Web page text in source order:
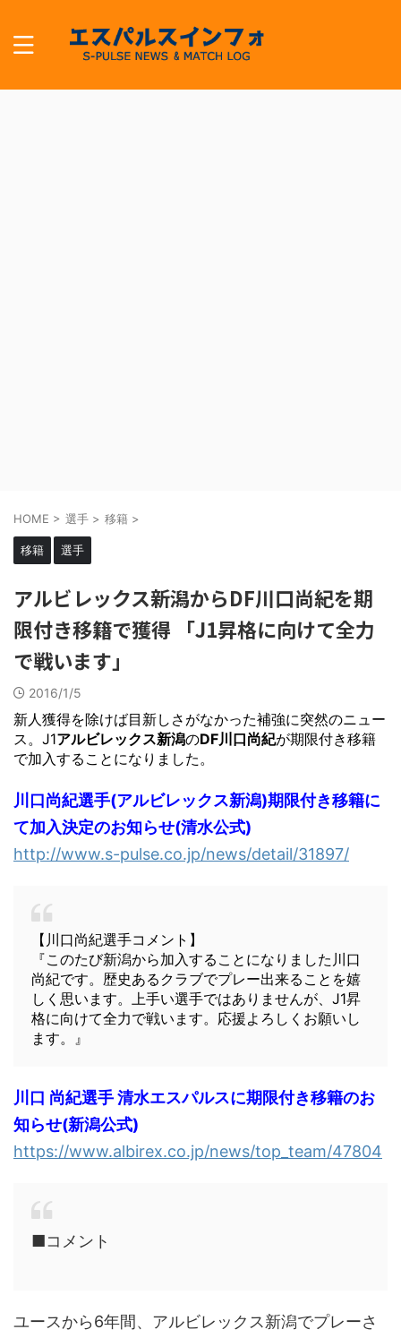
HOME > 選手 > 移籍 >
移籍 選手
アルビレックス新潟からDF川口尚紀を期
限付き移籍で獲得 「J1昇格に向けて全力
で戦います」
2016/1/5
新人獲得を除けば目新しさがなかった補強に突然のニュー
ス。J1アルビレックス新潟のDF川口尚紀が期限付き移籍
で加入することになりました。
川口尚紀選手(アルビレックス新潟)期限付き移籍に
て加入決定のお知らせ(清水公式)
http://www.s-pulse.co.jp/news/detail/31897/
【川口尚紀選手コメント】
『このたび新潟から加入することになりました川口
尚紀です。歴史あるクラブでプレー出来ることを嬉
しく思います。上手い選手ではありませんが、J1昇
格に向けて全力で戦います。応援よろしくお願いし
ます。』
川口 尚紀選手 清水エスパルスに期限付き移籍のお
知らせ(新潟公式)
https://www.albirex.co.jp/news/top_team/47804
■コメント
ユースから6年間、アルビレックス新潟でプレーさ